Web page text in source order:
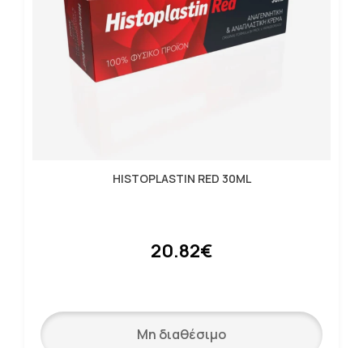
HISTOPLASTIN RED 30ML
20.82€
Μη διαθέσιμο